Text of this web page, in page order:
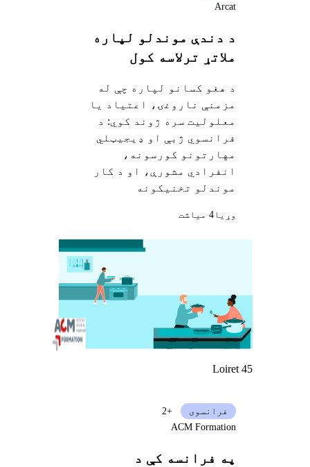
د دندې موندلو لپاره
ملاتړ ترلاسه کول
د هغو کسانو لپاره چې له
مزمنې ناروغۍ، اعتیاد یا
معلولیت سره ژوند کوي: د
فرانسوي ژبې او ډیجیټلي
مهارتونو کورسونه،
انفرادي مشورې، او د کار
موندلو تخنیکونه
Arcat
وړيا4 میاشت
Loiret 45
په فرانسه کې د
فرانسوی
+2
ACM Formation